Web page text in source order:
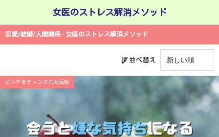
女医のストレス解消メソッド
恋愛/結婚/人間関係 - 女医のストレス解消メソッド
並べ替え
ピンチをチャンスに大反転